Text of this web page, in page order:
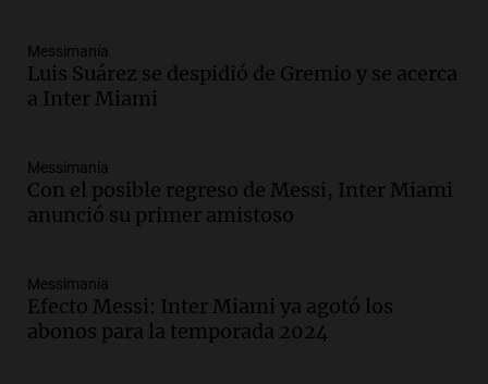
Messimanía
Luis Suárez se despidió de Gremio y se acerca
a Inter Miami
Messimanía
Con el posible regreso de Messi, Inter Miami
anunció su primer amistoso
Messimanía
Efecto Messi: Inter Miami ya agotó los
abonos para la temporada 2024